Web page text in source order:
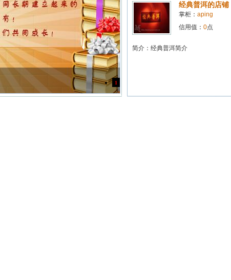
1
经典普洱的店铺
掌柜： aping
信用值： 0点
简介： 经典普洱简介